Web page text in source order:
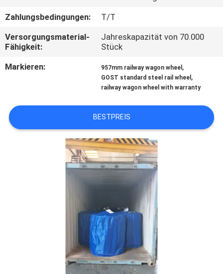
QUALITÄTSKONTROLLE
TRETEN
SIE
MIT
IN
VERBINDUNG
NACHRICHTEN
Zahlungsbedingungen:
T/T
Versorgungsmaterial-
Fähigkeit:
Jahreskapazität von 70.000
Stück
Markieren:
957mm railway wagon wheel ,
GOST standard steel rail wheel ,
railway wagon wheel with warranty
BESTPREIS